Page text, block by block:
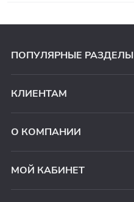
ПОПУЛЯРНЫЕ РАЗДЕЛЫ
КЛИЕНТАМ
О КОМПАНИИ
МОЙ КАБИНЕТ